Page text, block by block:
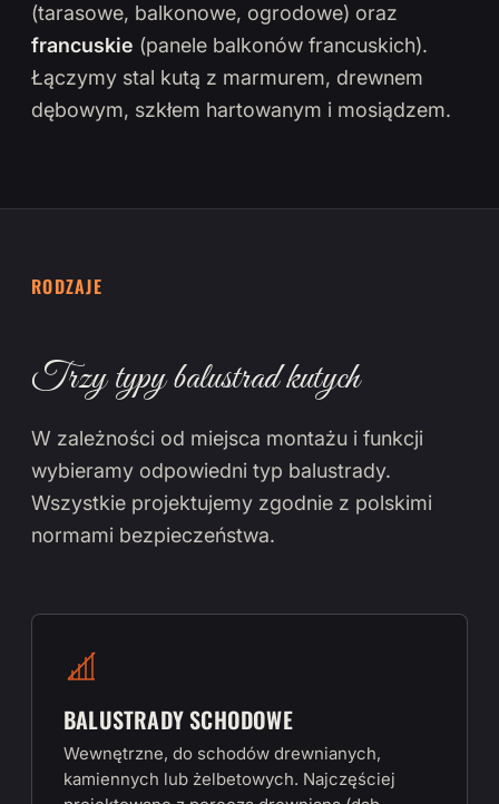
(tarasowe, balkonowe, ogrodowe) oraz
francuskie (panele balkonów francuskich).
Łączymy stal kutą z marmurem, drewnem
dębowym, szkłem hartowanym i mosiądzem.
RODZAJE
Trzy typy balustrad kutych
W zależności od miejsca montażu i funkcji
wybieramy odpowiedni typ balustrady.
Wszystkie projektujemy zgodnie z polskimi
normami bezpieczeństwa.
BALUSTRADY SCHODOWE
Wewnętrzne, do schodów drewnianych,
kamiennych lub żelbetowych. Najczęściej